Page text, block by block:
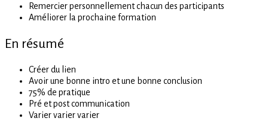
Remercier personnellement chacun des participants
Améliorer la prochaine formation
En résumé
Créer du lien
Avoir une bonne intro et une bonne conclusion
75% de pratique
Pré et post communication
Varier varier varier